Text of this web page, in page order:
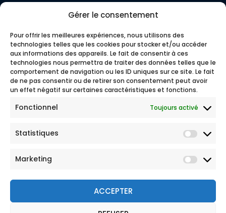
Gérer le consentement
Pour offrir les meilleures expériences, nous utilisons des
technologies telles que les cookies pour stocker et/ou accéder
aux informations des appareils. Le fait de consentir à ces
technologies nous permettra de traiter des données telles que le
comportement de navigation ou les ID uniques sur ce site. Le fait
de ne pas consentir ou de retirer son consentement peut avoir
un effet négatif sur certaines caractéristiques et fonctions.
Fonctionnel Toujours activé
Statistiques
Marketing
ACCEPTER